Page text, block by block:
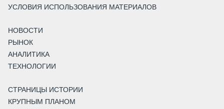
УСЛОВИЯ ИСПОЛЬЗОВАНИЯ МАТЕРИАЛОВ
НОВОСТИ
РЫНОК
АНАЛИТИКА
ТЕХНОЛОГИИ
СТРАНИЦЫ ИСТОРИИ
КРУПНЫМ ПЛАНОМ